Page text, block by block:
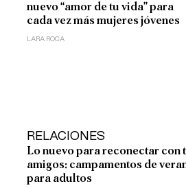
nuevo “amor de tu vida” para
cada vez más mujeres jóvenes
LARA ROCA
RELACIONES
Lo nuevo para reconectar con
amigos: campamentos de
para adultos